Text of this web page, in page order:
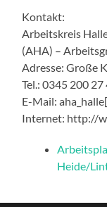
Kontakt:
Arbeitskreis
(AHA) –
Adresse: Große
Tel.: 0345 200 27
E-Mail:
Internet: http://
Heide/